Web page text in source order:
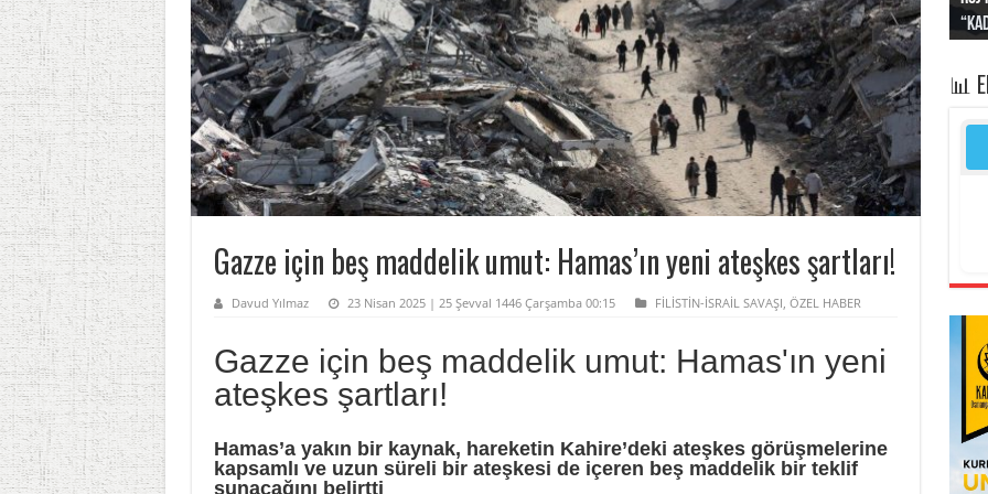
Gazze için beş maddelik umut: Hamas’ın yeni ateşkes şartları!
Davud Yılmaz 23 Nisan 2025 | 25 Şevval 1446 Çarşamba 00:15 FİLİSTİN-İSRAİL SAVAŞI, ÖZEL HABER
Gazze için beş maddelik umut: Hamas'ın yeni
ateşkes şartları!
Hamas’a yakın bir kaynak, hareketin Kahire’deki ateşkes görüşmelerine
kapsamlı ve uzun süreli bir ateşkesi de içeren beş maddelik bir teklif
sunacağını belirtti
📊